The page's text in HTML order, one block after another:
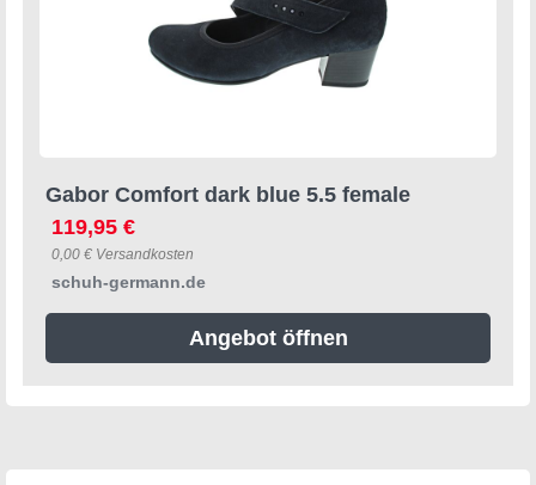
Gabor Comfort dark blue 5.5 female
119,95 €
0,00 € Versandkosten
schuh-germann.de
Angebot öffnen